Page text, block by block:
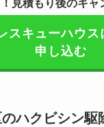
見積もり後のキャ
スキューハウス
申し込む
ハクビシン